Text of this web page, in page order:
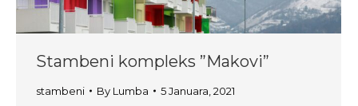
Stambeni kompleks ”Makovi”
stambeni By Lumba 5 Januara, 2021